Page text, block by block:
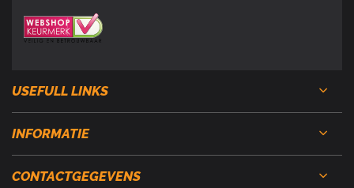
USEFULL LINKS
INFORMATIE
CONTACTGEGEVENS